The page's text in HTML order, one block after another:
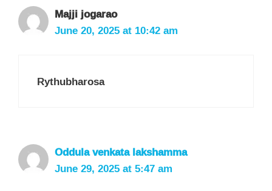
Majji jogarao
June 20, 2025 at 10:42 am
Rythubharosa
Oddula venkata lakshamma
June 29, 2025 at 5:47 am